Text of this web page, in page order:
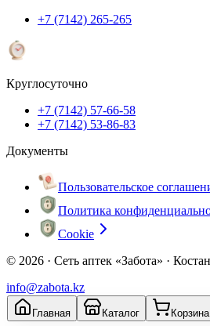
+7 (7142) 265-265
Круглосуточно
+7 (7142) 57-66-58
+7 (7142) 53-86-83
Документы
Пользовательское
Политика
Cookie
© 2026 · Сеть аптек «Забота» ·
info@zabota.kz
Главная Каталог Корзина